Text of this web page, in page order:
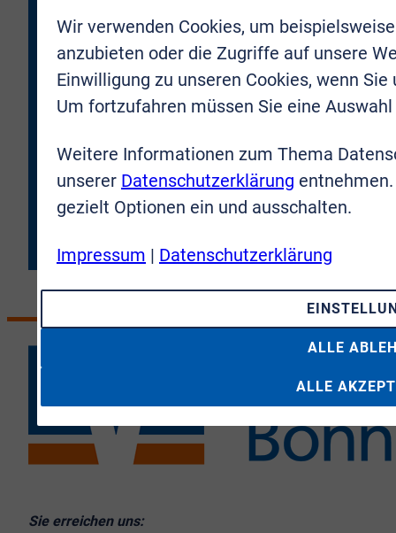
Zukunft zurücknehmen.
* Hiermit bestätige ich, dass ich die
Datenschutzbestimmungengelesen und verstanden
habe. Ich erkläre mich damit einverstanden, dass meine
JETZT ANMELDEN
Sie erreichen uns:
Wir verwenden Cookies, um
anzubieten oder die Zugriffe auf unsere
Einwilligung zu unseren Cookies, wenn
Um fortzufahren müssen Sie eine
Weitere Informationen zum Thema
unserer Datenschutzerklärung
gezielt Optionen ein und ausschalten.
Impressum | Datenschutzerklärung
ALLE
ALLE